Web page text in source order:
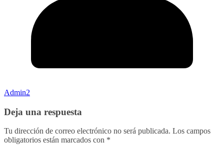
Admin2
Deja una respuesta
Tu dirección de correo electrónico no será publicada. Los campos
obligatorios están marcados con *